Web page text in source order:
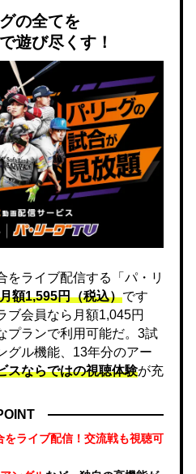
の全てを
遊び尽くす！
をライブ配信する「パ・リ
額1,595円（税込）です
ブ会員なら月額1,045円
プランで利用可能だ。3試
グル機能、13年分のアー
スならではの視聴体験が充
をライブ配信！交流戦も視聴可